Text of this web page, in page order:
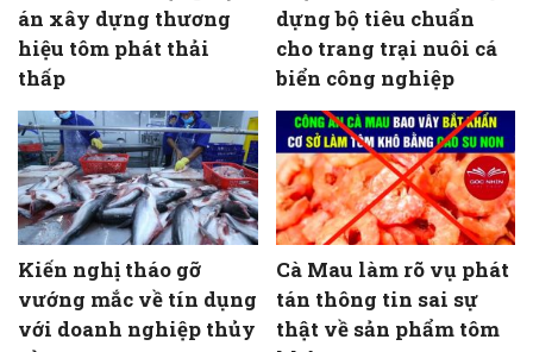
án xây dựng thương
hiệu tôm phát thải
thấp
dựng bộ tiêu chuẩn
cho trang trại nuôi cá
biển công nghiệp
Kiến nghị tháo gỡ
vướng mắc về tín dụng
với doanh nghiệp thủy
Cà Mau làm rõ vụ phát
tán thông tin sai sự
thật về sản phẩm tôm